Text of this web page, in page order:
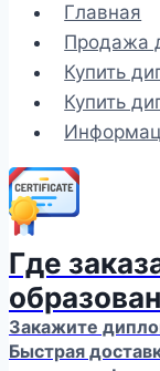
Главная
Продажа
Купить
Купить
Где
Закажите
Быстрая